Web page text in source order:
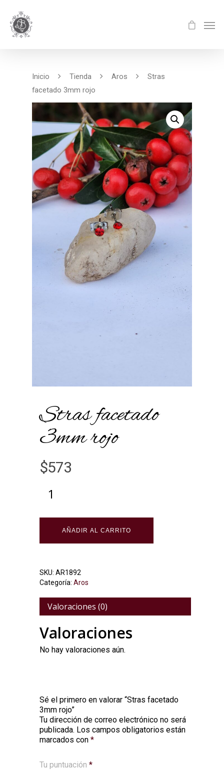
Inicio Tienda Aros
Stras
facetado 3mm rojo
Stras facetado
3mm rojo
$573
AÑADIR AL CARRITO
SKU: AR1892
Categoría: Aros
Valoraciones (0)
Valoraciones
No hay valoraciones aún.
Sé el primero en valorar “Stras facetado
3mm rojo”
Tu dirección de correo electrónico no será
publicada. Los campos obligatorios están
marcados con *
Tu puntuación *
Alternative: